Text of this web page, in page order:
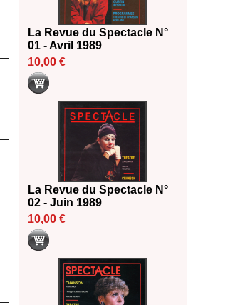
Nomination de Nathalie
Garraud et Olivier Saccomano à
la direction du Théâtre de
Gennevilliers - CDN
13/06/2026
Dispositif SACD Auteurs
d'espaces : les lauréats 2026
La Revue du Spectacle N°
01 - Avril 1989
10,00 €
La Revue du Spectacle N°
02 - Juin 1989
10,00 €